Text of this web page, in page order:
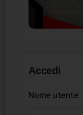
Accedi
Nome utente